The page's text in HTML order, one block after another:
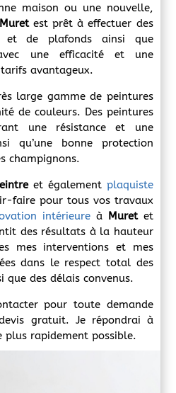
maison ou une nouvelle,
est prêt à effectuer des
et de plafonds ainsi que
une efficacité et une
avantageux.
large gamme de peintures
de couleurs. Des peintures
une résistance et une
qu’unebonne protection
champignons.
et également plaquiste
faire pour tous vos travaux
intérieureà Muretet
des résultats à la hauteur
mes interventions et mes
dans le respect total des
que des délais convenus.
pour toute demande
gratuit. Je répondrai à
plus rapidement possible.